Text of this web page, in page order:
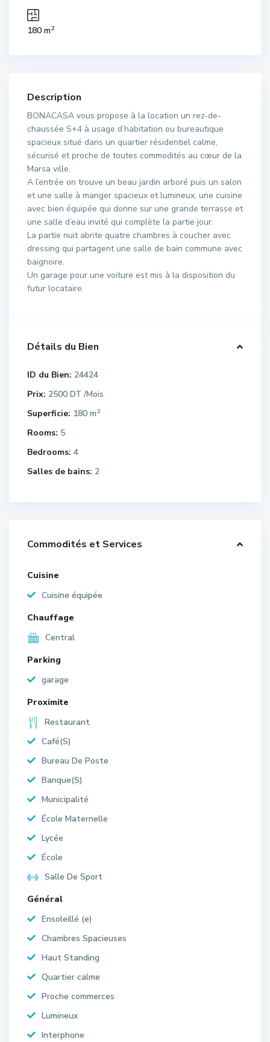
180 m2
Description
BONACASA vous propose à la location un rez-de-
chaussée S+4 à usage d’habitation ou bureautique
spacieux situé dans un quartier résidentiel calme,
sécurisé et proche de toutes commodités au cœur de la
Marsa ville.
A l’entrée on trouve un beau jardin arboré puis un salon
et une salle à manger spacieux et lumineux, une cuisine
avec bien équipée qui donne sur une grande terrasse et
une salle d’eau invité qui complète la partie jour.
La partie nuit abrite quatre chambres à coucher avec
dressing qui partagent une salle de bain commune avec
baignoire.
Un garage pour une voiture est mis à la disposition du
futur locataire.
Détails du Bien
ID du Bien: 24424
Prix: 2500 DT /Mois
Superficie: 180 m2
Rooms: 5
Bedrooms: 4
Salles de bains: 2
Commodités et Services
Cuisine
Cuisine équipée
Chauffage
Central
Parking
garage
Proximite
Restaurant
Café(S)
Bureau De Poste
Banque(S)
Municipalité
École Maternelle
Lycée
École
Salle De Sport
Général
Ensoleillé (e)
Chambres Spacieuses
Haut Standing
Quartier calme
Proche commerces
Lumineux
Interphone